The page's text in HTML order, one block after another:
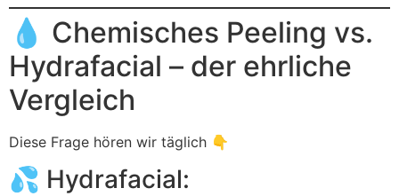
💧 Chemisches Peeling vs.
Hydrafacial – der ehrliche
Vergleich
Diese Frage hören wir täglich 👇
💦 Hydrafacial: